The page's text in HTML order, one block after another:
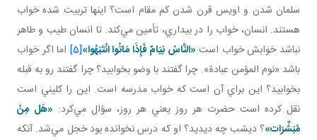
سلمان شدن و اويس قرن شدن کم مقام است؟ اينها تربيت شده خواب
هستند. انسان، خواب را در بيداري، تأمين مي‌کند. تا انسان طيب و طاهر
نباشد خوابش خواب است «النَّاسُ نِيَامٌ فَإِذَا مَاتُوا انْتَبَهُوا»[5]
اما اگر خواب
باشد «نوم المؤمن عبادة». چرا گفتند با وضو بخوابيد؟ چرا گفتند رو به قبله
بخوابيد؟ اين براي آن است که خواب مدرسه است. اين را کليني است
نقل کرده است حضرت هر روز يعني هر روز، سؤال مي‌کرد: «هَل مِنْ
مُبَشِّرَات»؟ ديشب چه ديديد؟ او که درس نخوانده بود خجل مي‌شد. آنکه